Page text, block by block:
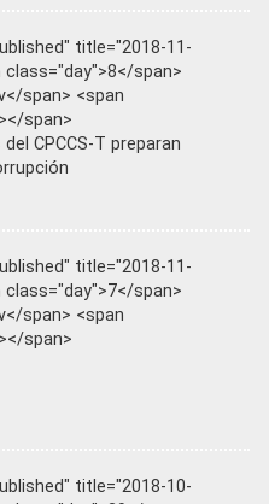
title="2018-11-
class="day">8</span>
span> <span
span>
CPCCS-T preparan
title="2018-11-
class="day">7</span>
span> <span
span>
title="2018-10-